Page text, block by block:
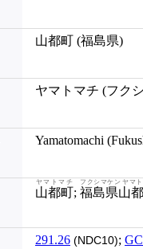
山都町 (福島県)
ヤマトマチ (フク
Yamatomachi
山都町
ヤマトマチ
; 福島県山
フクシマケン ヤマ
291.26 (NDC10);